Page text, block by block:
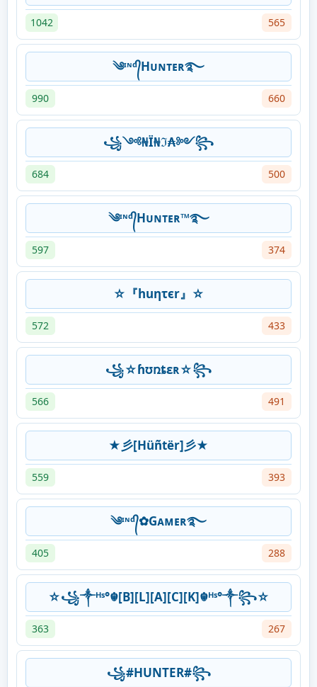
1042 565
༄ᶦᶰᵈ᭄Hᴜɴᴛᴇʀ࿐
990 660
꧁༺₦Ї₦ℑ₳༻꧂
684 500
༄ᶦᶰᵈ᭄Hᴜɴᴛᴇʀ™࿐
597 374
☆『huητєr』☆
572 433
꧁☆ɦʊռȶɛʀ☆꧂
566 491
★彡[Hüñtër]彡★
559 393
༄ᶦᶰᵈ᭄✿Gᴀᴍᴇʀ࿐
405 288
☆꧁༒ᴴˢ°☬[B][L][A][C][K]☬ᴴˢ°༒꧂☆
363 267
꧁#HUNTER#꧂